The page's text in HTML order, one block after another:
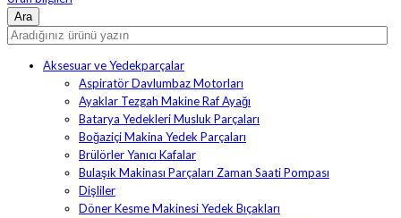
Aksesuar ve Yedekparçalar
Aspiratör Davlumbaz Motorları
Ayaklar Tezgah Makine Raf Ayağı
Batarya Yedekleri Musluk Parçaları
Boğaziçi Makina Yedek Parçaları
Brülörler Yanıcı Kafalar
Bulaşık Makinası Parçaları Zaman Saati Pompası
Dişliler
Döner Kesme Makinesi Yedek Bıçakları